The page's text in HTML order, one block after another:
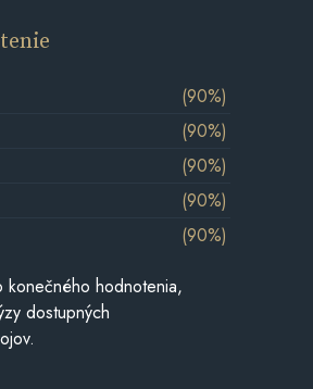
(90%)
(90%)
(90%)
(90%)
(90%)
konečného hodnotenia,
dostupných